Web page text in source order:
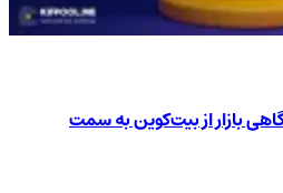
بازار از بیت‌کوین به سمت